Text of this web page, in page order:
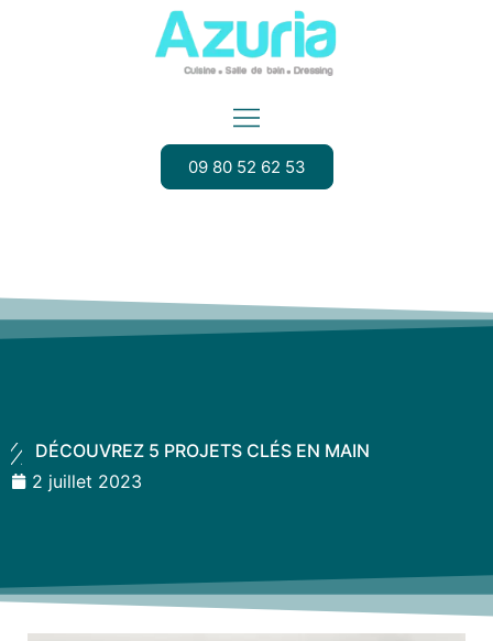
09 80 52 62 53
DÉCOUVREZ 5 PROJETS CLÉS EN MAIN
2 juillet 2023